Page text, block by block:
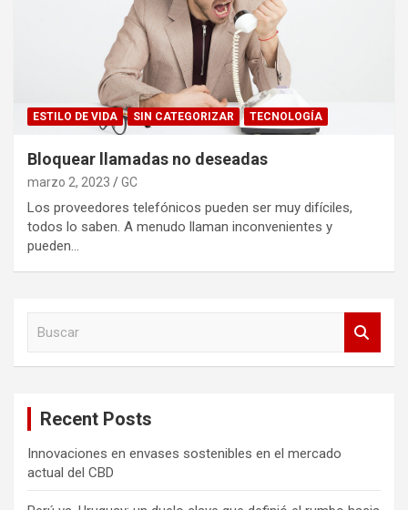
ESTILO DE VIDA SIN CATEGORIZAR TECNOLOGÍA
Bloquear llamadas no deseadas
marzo 2, 2023 GC
Los proveedores telefónicos pueden ser muy difíciles,
todos lo saben. A menudo llaman inconvenientes y
pueden…
Recent Posts
Innovaciones en envases sostenibles en el mercado
actual del CBD